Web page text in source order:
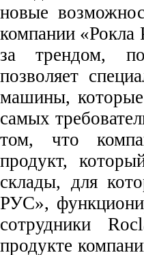
новые
компании «Рокла
за трендом,
позволяет
машины, которые
самых
том, что
продукт,
склады, для
РУС»,
сотрудники
продукте